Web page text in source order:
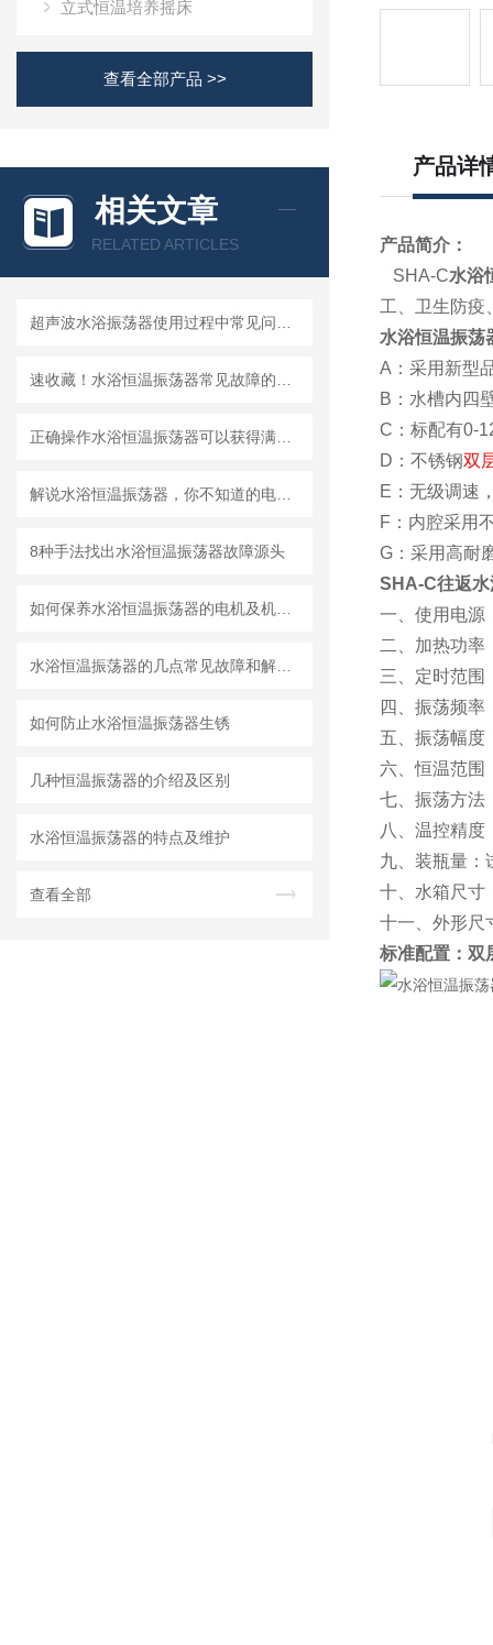
立式恒温培养摇床
查看全部产品 >>
相关文章
RELATED ARTICLES
8种手法找出水浴恒温振荡器故障源头
如何防止水浴恒温振荡器生锈
几种恒温振荡器的介绍及区别
水浴恒温振荡器的特点及维护
查看全部
产品详
产品简介：
SHA-C水浴
工、卫生防疫
水浴恒温振荡
A：采用新型
B：水槽内四
C：标配有0-
D：不锈钢双
E：无级调速
F：内腔采用
G：采用高耐
SHA-C往返
一、使用电源
二、加热功率
三、定时范围
四、振荡频率
五、振荡幅度
六、恒温范
七、振荡方法
八、温控精
九、装瓶量：
十、水箱尺寸
十一、外形尺
标准配置：双